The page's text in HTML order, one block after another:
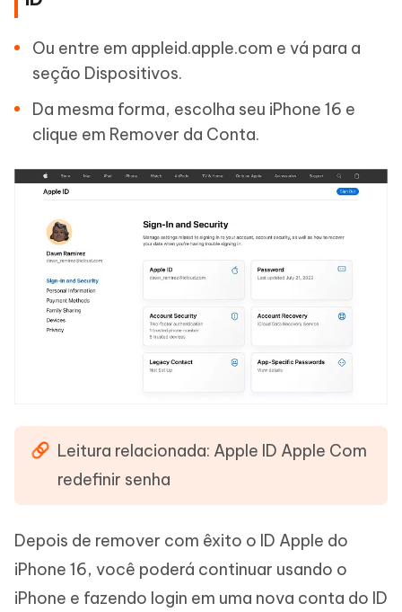
Ou entre em appleid.apple.com e vá para a
seção Dispositivos.
Da mesma forma, escolha seu iPhone 16 e
clique em Remover da Conta.
Leitura relacionada: Apple ID Apple Com
redefinir senha
Depois de remover com êxito o ID Apple do
iPhone 16, você poderá continuar usando o
iPhone e fazendo login em uma nova conta do ID